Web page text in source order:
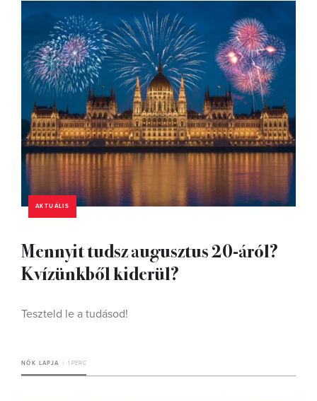
AKTUÁLIS
Mennyit tudsz augusztus 20-áról?
Kvízünkből kiderül?
Teszteld le a tudásod!
NŐK LAPJA 1 PERC